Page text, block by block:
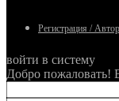
Регистрация /
войти в систему
Добро пожаловать!